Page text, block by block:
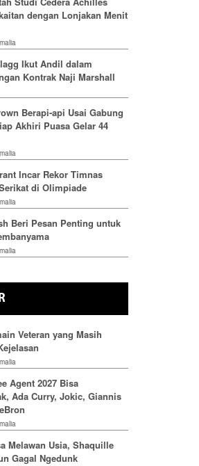
dengan Lonjakan Menit
Ikut Andil dalam
Kontrak Naji Marshall
Berapi-api Usai Gabung
Akhiri Puasa Gelar 44
Incar Rekor Timnas
di Olimpiade
Beri Pesan Penting untuk
Veteran yang Masih
Agent 2027 Bisa
Ada Curry, Jokic, Giannis
Melawan Usia, Shaquille
Gagal Ngedunk